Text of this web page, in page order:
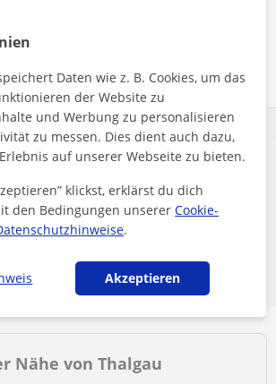
an, um mehr Ergebnisse zu sehen,
– wir benachrichtigen dich, sobald
sind.
Suche speichern
Nähe von Thalgau
Daten wie z. B. Cookies, um das
der Website zu
und Werbung zu personalisieren
zu messen. Dies dient auch dazu,
auf unserer Webseite zu bieten.
klickst, erklärst du dich
den Bedingungen unsererCookie-
.
Akzeptieren